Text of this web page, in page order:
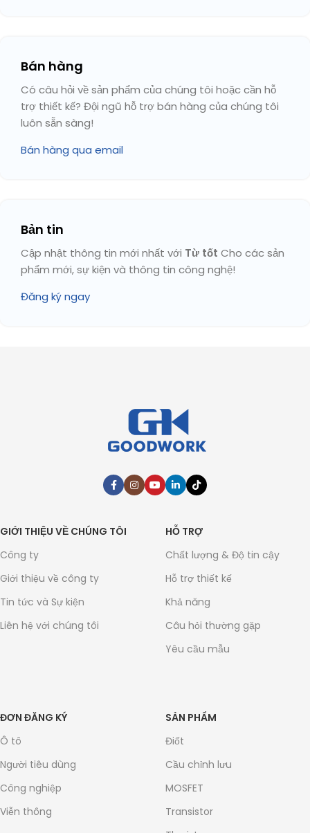
Bán hàng
Có câu hỏi về sản phẩm của chúng tôi hoặc cần hỗ
trợ thiết kế? Đội ngũ hỗ trợ bán hàng của chúng tôi
luôn sẵn sàng!
Bán hàng qua email
Bản tin
Cập nhật thông tin mới nhất với Từ tốt Cho các sản
phẩm mới, sự kiện và thông tin công nghệ!
Đăng ký ngay
GIỚI THIỆU VỀ CHÚNG TÔI
Công ty
Giới thiệu về công ty
Tin tức và Sự kiện
Liên hệ với chúng tôi
HỖ TRỢ
Chất lượng & Độ tin cậy
Hỗ trợ thiết kế
Khả năng
Câu hỏi thường gặp
Yêu cầu mẫu
ĐƠN ĐĂNG KÝ
Ô tô
Người tiêu dùng
Công nghiệp
Viễn thông
SẢN PHẨM
Điốt
Cầu chỉnh lưu
MOSFET
Transistor